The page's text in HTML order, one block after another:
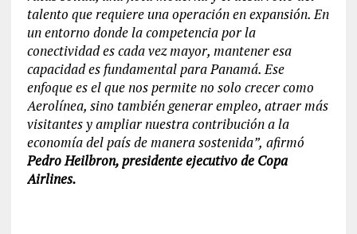
talento que requiere una operación en expansión. En
un entorno donde la competencia por la
conectividad es cada vez mayor, mantener esa
capacidad es fundamental para Panamá. Ese
enfoque es el que nos permite no solo crecer como
Aerolínea, sino también generar empleo, atraer más
visitantes y ampliar nuestra contribución a la
economía del país de manera sostenida”, afirmó
Pedro Heilbron, presidente ejecutivo de Copa
Airlines.